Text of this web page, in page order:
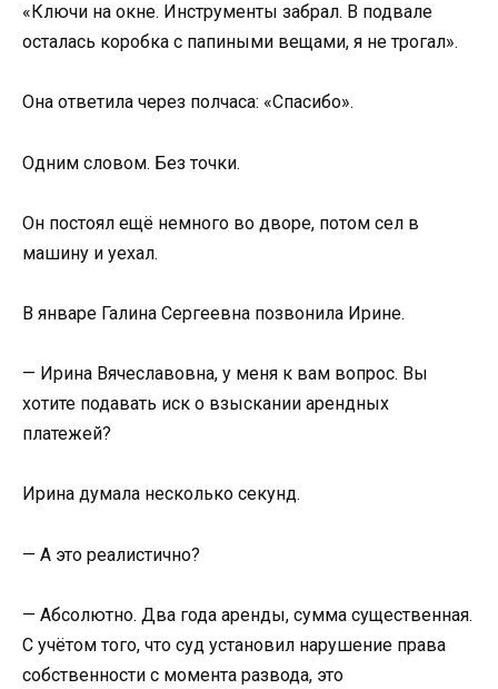
«Ключи на окне. Инструменты забрал. В подвале
осталась коробка с папиными вещами, я не трогал».
Она ответила через полчаса: «Спасибо».
Одним словом. Без точки.
Он постоял ещё немного во дворе, потом сел в
машину и уехал.
В январе Галина Сергеевна позвонила Ирине.
— Ирина Вячеславовна, у меня к вам вопрос. Вы
хотите подавать иск о взыскании арендных
платежей?
Ирина думала несколько секунд.
— А это реалистично?
— Абсолютно. Два года аренды, сумма существенная.
С учётом того, что суд установил нарушение права
собственности с момента развода, это